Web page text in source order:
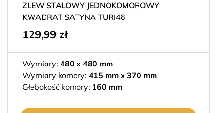
ZLEW STALOWY JEDNOKOMOROWY
KWADRAT SATYNA TURI48
129,99 zł
Wymiary: 480 x 480 mm
Wymiary komory: 415 mm x 370 mm
Głębokość komory: 160 mm